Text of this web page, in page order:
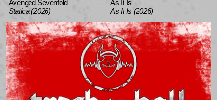
Avenged Sevenfold
Statica (2026)
As It Is
As It Is (2026)